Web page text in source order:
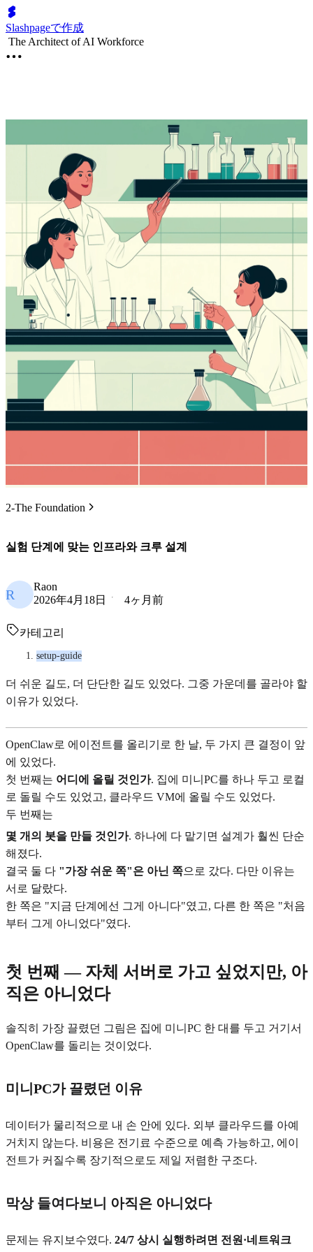
Slashpageで作成
The Architect of AI Workforce
2-The Foundation
실험 단계에 맞는 인프라와 크루 설계
R
Raon
2026年4月18日
4ヶ月前
카테고리
setup-guide
더 쉬운 길도, 더 단단한 길도 있었다. 그중 가운데를 골라야 할
이유가 있었다.
OpenClaw로 에이전트를 올리기로 한 날, 두 가지 큰 결정이 앞
에 있었다.
첫 번째는 어디에 올릴 것인가. 집에 미니PC를 하나 두고 로컬
로 돌릴 수도 있었고, 클라우드 VM에 올릴 수도 있었다.
두 번째는
몇 개의 봇을 만들 것인가. 하나에 다 맡기면 설계가 훨씬 단순
해졌다.
결국 둘 다 "가장 쉬운 쪽"은 아닌 쪽으로 갔다. 다만 이유는
서로 달랐다.
한 쪽은 "지금 단계에선 그게 아니다"였고, 다른 한 쪽은 "처음
부터 그게 아니었다"였다.
첫 번째 — 자체 서버로 가고 싶었지만, 아
직은 아니었다
솔직히 가장 끌렸던 그림은 집에 미니PC 한 대를 두고 거기서
OpenClaw를 돌리는 것이었다.
미니PC가 끌렸던 이유
데이터가 물리적으로 내 손 안에 있다. 외부 클라우드를 아예
거치지 않는다. 비용은 전기료 수준으로 예측 가능하고, 에이
전트가 커질수록 장기적으로도 제일 저렴한 구조다.
막상 들여다보니 아직은 아니었다
문제는 유지보수였다. 24/7 상시 실행하려면 전원·네트워크